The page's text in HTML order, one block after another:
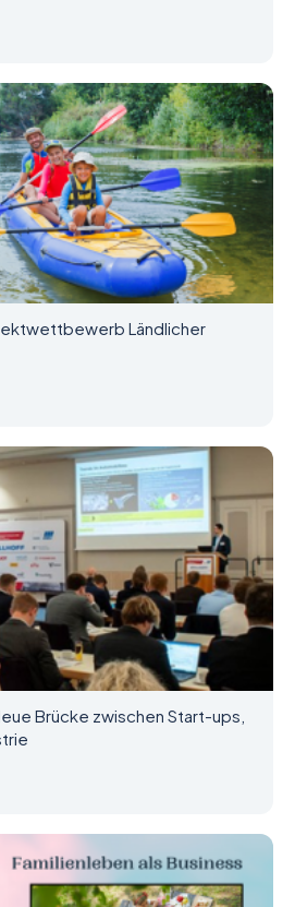
Ländlicher
Brücke zwischen Start-ups,